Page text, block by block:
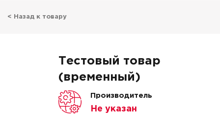
< Назад к товару
Тестовый товар
(временный)
Производитель
Не указан